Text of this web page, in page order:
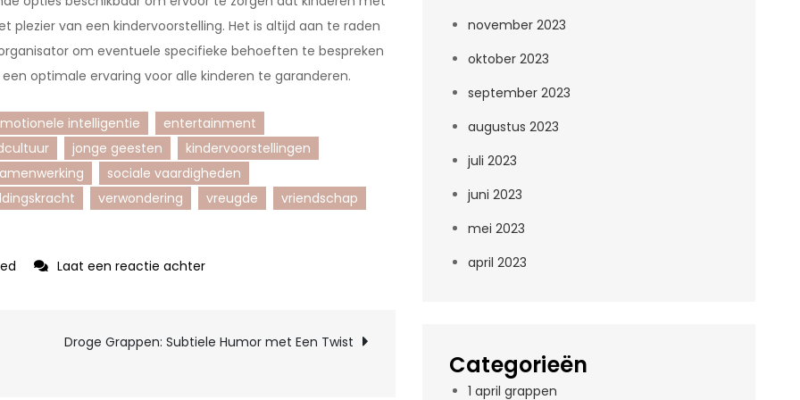
van een kindervoorstelling. Het is altijd aan te raden
om eventuele specifieke behoeften te bespreken
optimale ervaring voor alle kinderen te garanderen.
intelligentie
entertainment
jonge geesten
kindervoorstellingen
sociale vaardigheden
verwondering vreugde vriendschap
Laat een reactie achterop
Een
Droge Grappen: Subtiele Humor met Een Twist
november 2023
oktober 2023
september 2023
augustus 2023
juli 2023
juni 2023
mei 2023
april 2023
Categorieën
1 april grappen